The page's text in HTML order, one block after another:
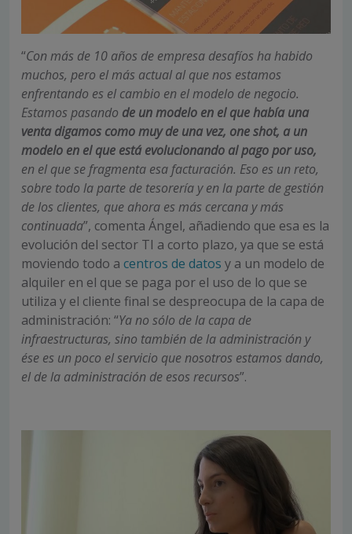
“Con más de 10 años de empresa desafíos ha habido
muchos, pero el más actual al que nos estamos
enfrentando es el cambio en el modelo de negocio.
Estamos pasando de un modelo en el que había una
venta digamos como muy de una vez, one shot, a un
modelo en el que está evolucionando al pago por uso,
en el que se fragmenta esa facturación. Eso es un reto,
sobre todo la parte de tesorería y en la parte de gestión
de los clientes, que ahora es más cercana y más
continuada”, comenta Ángel, añadiendo que esa es la
evolución del sector TI a corto plazo, ya que se está
moviendo todo a centros de datos y a un modelo de
alquiler en el que se paga por el uso de lo que se
utiliza y el cliente final se despreocupa de la capa de
administración: “Ya no sólo de la capa de
infraestructuras, sino también de la administración y
ése es un poco el servicio que nosotros estamos dando,
el de la administración de esos recursos”.